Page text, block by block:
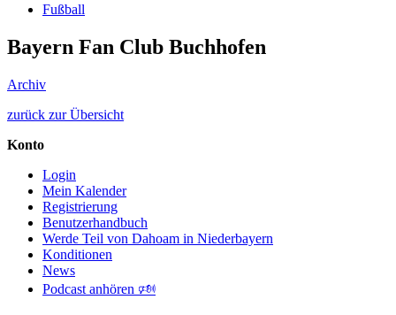
Fußball
Bayern Fan Club Buchhofen
Archiv
zurück zur Übersicht
Konto
Login
Mein Kalender
Registrierung
Benutzerhandbuch
Werde Teil von Dahoam in Niederbayern
Konditionen
News
Podcast anhören 🕬